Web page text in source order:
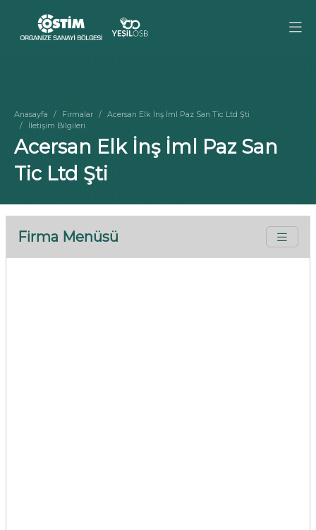
Anasayfa Firmalar
Acersan Elk İnş İml Paz San Tic Ltd Şti
İletişim Bilgileri
Acersan Elk İnş İml Paz San
Tic Ltd Şti
Firma Menüsü